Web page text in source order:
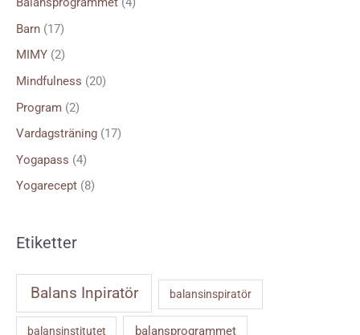
Barn (17)
MIMY (2)
Mindfulness (20)
Program (2)
Vardagsträning (17)
Yogapass (4)
Yogarecept (8)
Etiketter
Balans Inpiratör balansinspiratör
balansinstitutet balansprogrammet